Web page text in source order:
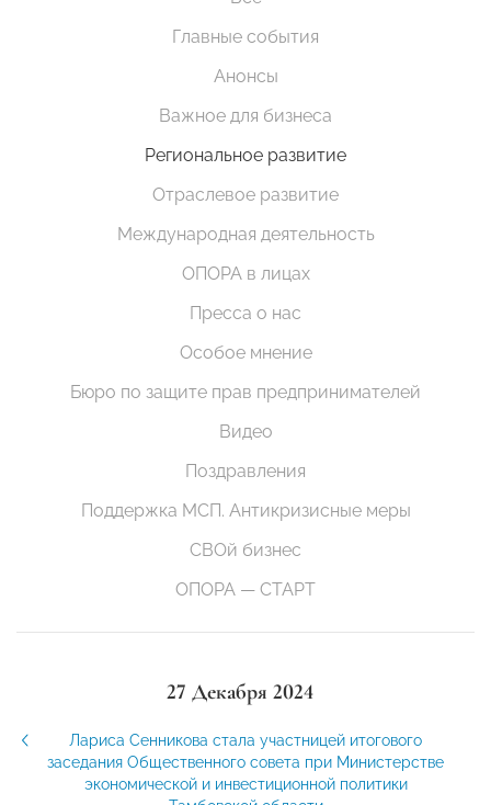
Главные события
Анонсы
Важное для бизнеса
Региональное развитие
Отраслевое развитие
Международная деятельность
ОПОРА в лицах
Пресса о нас
Особое мнение
Бюро по защите прав предпринимателей
Видео
Поздравления
Поддержка МСП. Антикризисные меры
СВОй бизнес
ОПОРА — СТАРТ
27 Декабря 2024
Лариса Сенникова стала участницей итогового
заседания Общественного совета при Министерстве
экономической и инвестиционной политики